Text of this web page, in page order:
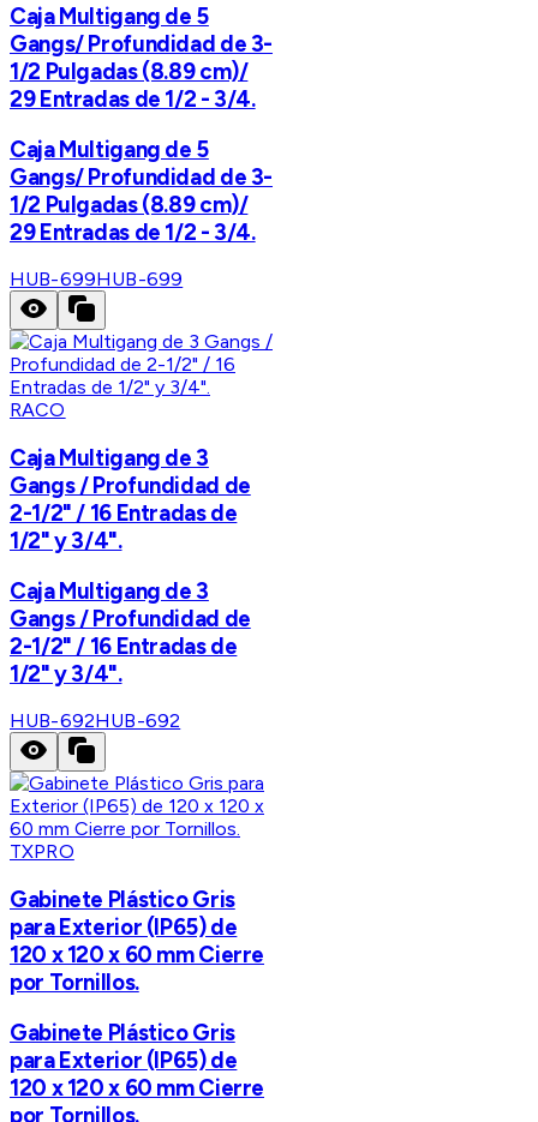
Caja Multigang de 5
Gangs/ Profundidad de 3-
1/2 Pulgadas (8.89 cm)/
29 Entradas de 1/2 - 3/4.
Caja Multigang de 5
Gangs/ Profundidad de 3-
1/2 Pulgadas (8.89 cm)/
29 Entradas de 1/2 - 3/4.
HUB-699HUB-699
RACO
Caja Multigang de 3
Gangs / Profundidad de
2-1/2" / 16 Entradas de
1/2" y 3/4".
Caja Multigang de 3
Gangs / Profundidad de
2-1/2" / 16 Entradas de
1/2" y 3/4".
HUB-692HUB-692
TXPRO
Gabinete Plástico Gris
para Exterior (IP65) de
120 x 120 x 60 mm Cierre
por Tornillos.
Gabinete Plástico Gris
para Exterior (IP65) de
120 x 120 x 60 mm Cierre
por Tornillos.